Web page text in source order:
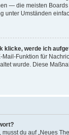
— die meisten
unter Umständen
klicke, werde ich
Funktion für
wurde. Diese
du auf „Neues